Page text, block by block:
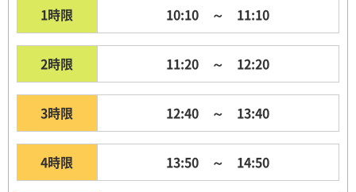
1時限 10:10 ～ 11:10
2時限 11:20 ～ 12:20
3時限 12:40 ～ 13:40
4時限 13:50 ～ 14:50